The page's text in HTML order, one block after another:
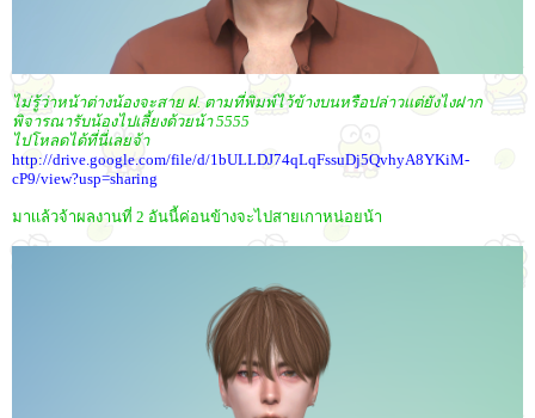
ไม่รู้ว่าหน้าต่างน้องจะสาย ฝ. ตามที่พิมพ์ไว้ข้างบนหรือปล่าวเเต่ยังไงฝาก
พิจารณารับน้องไปเลี้ยงด้วยน้า 5555
ไปโหลดได้ที่นี่เลยจ้า
http://drive.google.com/file/d/1bULLDJ74qLqFssuDj5QvhyA8YKiM-
cP9/view?usp=sharing
มาเเล้วจ้าผลงานที่ 2 อันนี้ค่อนข้างจะไปสายเกาหน่อยน้า